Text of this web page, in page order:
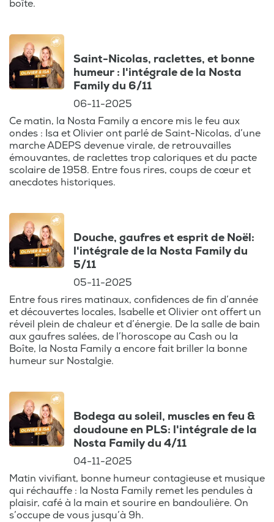
boîte.
Saint-Nicolas, raclettes, et bonne
humeur : l'intégrale de la Nosta
Family du 6/11
06-11-2025
Ce matin, la Nosta Family a encore mis le feu aux
ondes : Isa et Olivier ont parlé de Saint-Nicolas, d’une
marche ADEPS devenue virale, de retrouvailles
émouvantes, de raclettes trop caloriques et du pacte
scolaire de 1958. Entre fous rires, coups de cœur et
anecdotes historiques.
Douche, gaufres et esprit de Noël:
l'intégrale de la Nosta Family du
5/11
05-11-2025
Entre fous rires matinaux, confidences de fin d’année
et découvertes locales, Isabelle et Olivier ont offert un
réveil plein de chaleur et d’énergie. De la salle de bain
aux gaufres salées, de l’horoscope au Cash ou la
Boîte, la Nosta Family a encore fait briller la bonne
humeur sur Nostalgie.
Bodega au soleil, muscles en feu &
doudoune en PLS: l'intégrale de la
Nosta Family du 4/11
04-11-2025
Matin vivifiant, bonne humeur contagieuse et musique
qui réchauffe : la Nosta Family remet les pendules à
plaisir, café à la main et sourire en bandoulière. On
s’occupe de vous jusqu’à 9h.